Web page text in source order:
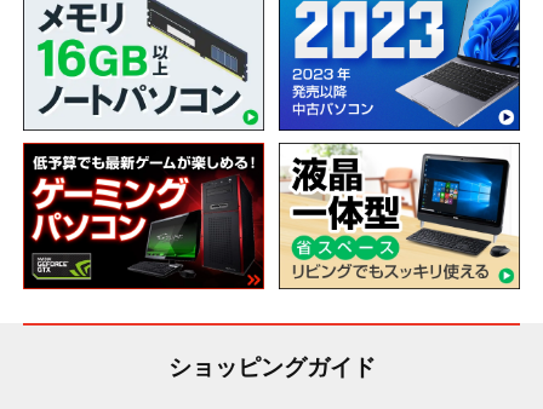
ショッピングガイド